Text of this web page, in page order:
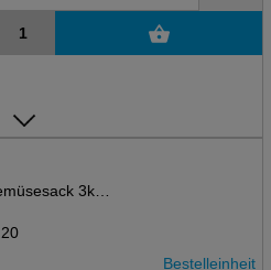
3kg
Kraftpapier
Bestelleinheit